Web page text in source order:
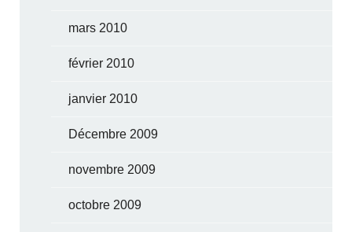
mars 2010
février 2010
janvier 2010
Décembre 2009
novembre 2009
octobre 2009